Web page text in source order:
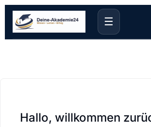
☰
Hallo, willkommen